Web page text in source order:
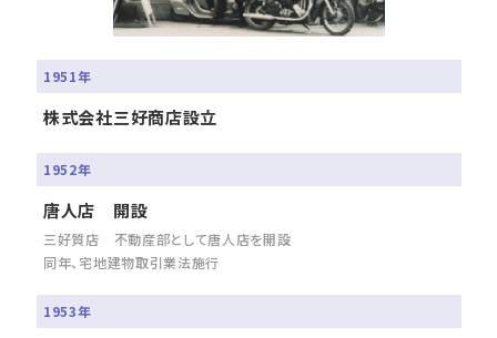
1951年
株式会社三好商店設立
1952年
唐人店 開設
三好質店 不動産部として唐人店を開設
同年、宅地建物取引業法施行
1953年